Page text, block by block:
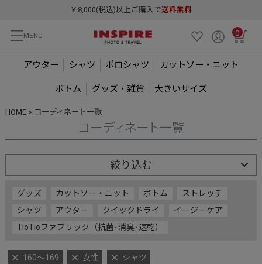
￥8,000(税込)以上ご購入で送料無料
MENU 0
アウター シャツ ポロシャツ カットソー・ニット
ボトム グッズ・雑貨 大きいサイズ
HOME コーディネート一覧
コーディネート一覧
絞り込む
グッズ カットソー・ニット ボトム
ストレッチ
シャツ
アウター クイックドライ
イージーケア
TioTioファブリック（抗菌･消臭･速乾）
160～169 女性 シャツ